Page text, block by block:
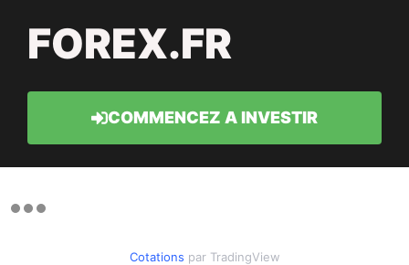
FOREX.FR
COMMENCEZ A INVESTIR
Cotations par TradingView